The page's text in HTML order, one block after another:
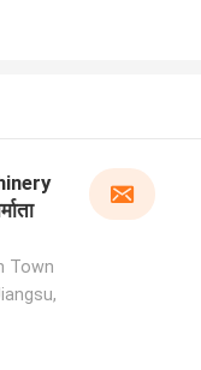
Town